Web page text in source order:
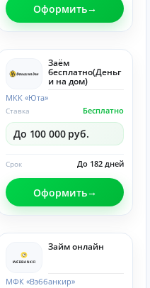
Оформить
Заём
бесплатно(Деньг
и на дом)
МКК «Юта»
Бесплатно
Ставка
До 100 000 руб.
До 182 дней
Срок
Оформить
Займ онлайн
МФК «Вэббанкир»